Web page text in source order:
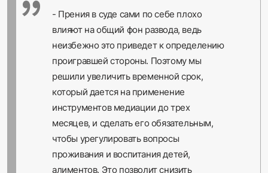
- Прения в суде сами по себе плохо
влияют на общий фон развода, ведь
неизбежно это приведет к определению
проигравшей стороны. Поэтому мы
решили увеличить временной срок,
который дается на применение
инструментов медиации до трех
месяцев, и сделать его обязательным,
чтобы урегулировать вопросы
проживания и воспитания детей,
алиментов. Это позволит снизить